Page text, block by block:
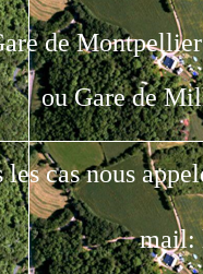
de
ou Gare de
les cas nous
mail: